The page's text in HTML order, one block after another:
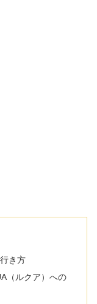
き方
（ルクア）への